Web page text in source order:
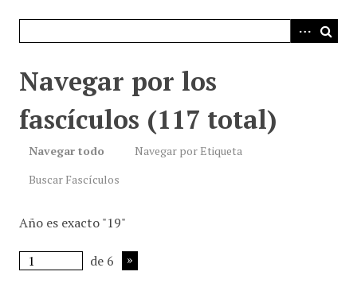
Navegar por los
fascículos (117 total)
Navegar todo
Navegar por Etiqueta
Buscar Fascículos
Año es exacto "19"
de 6